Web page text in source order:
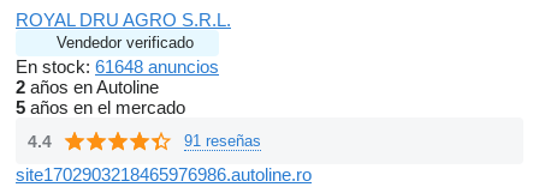
ROYAL DRU AGRO S.R.L.
Vendedor verificado
En stock: 61648 anuncios
2 años en Autoline
5 años en el mercado
4.4 91 reseñas
site1702903218465976986.autoline.ro